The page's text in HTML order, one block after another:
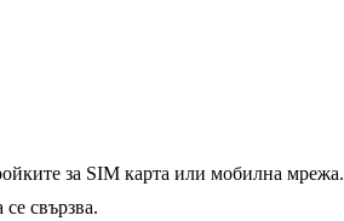
за SIM карта или мобилна мрежа.
свързва.